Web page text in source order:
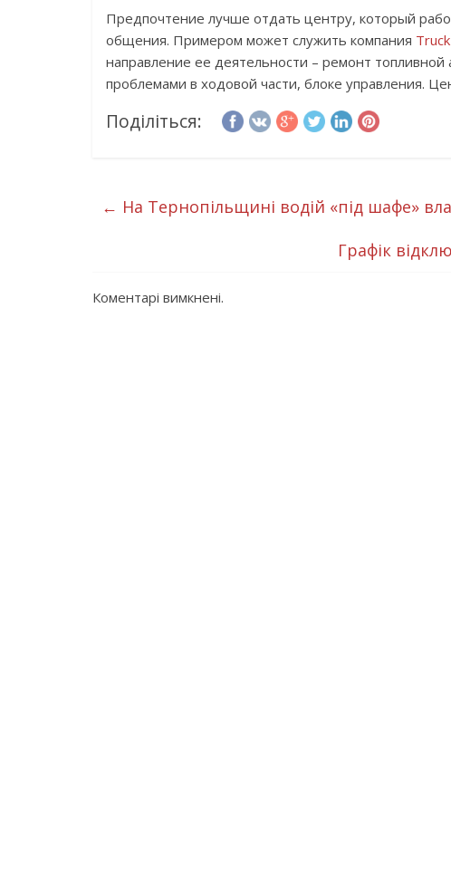
Предпочтение лучше отдать центру, который
общения. Примером может служить компания
направление ее деятельности – ремонт
проблемами в ходовой части, блоке управления.
Поділіться:
← На Тернопільщині водій «під шафе»
Графік
Коментарі вимкнені.